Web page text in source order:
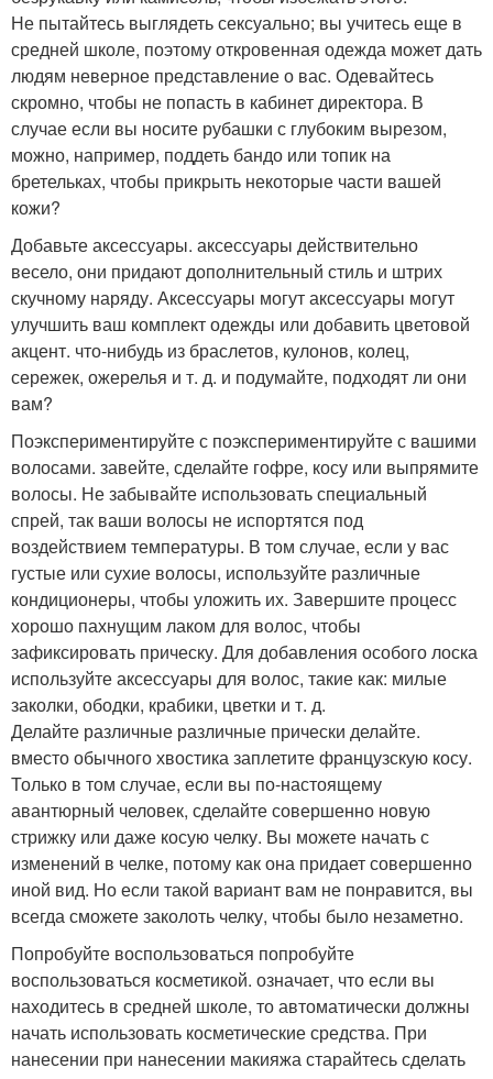
Не пытайтесь выглядеть сексуально; вы учитесь еще в
средней школе, поэтому откровенная одежда может дать
людям неверное представление о вас. Одевайтесь
скромно, чтобы не попасть в кабинет директора. В
случае если вы носите рубашки с глубоким вырезом,
можно, например, поддеть бандо или топик на
бретельках, чтобы прикрыть некоторые части вашей
кожи?
Добавьте аксессуары. аксессуары действительно
весело, они придают дополнительный стиль и штрих
скучному наряду. Аксессуары могут аксессуары могут
улучшить ваш комплект одежды или добавить цветовой
акцент. что-нибудь из браслетов, кулонов, колец,
сережек, ожерелья и т. д. и подумайте, подходят ли они
вам?
Поэкспериментируйте с поэкспериментируйте с вашими
волосами. завейте, сделайте гофре, косу или выпрямите
волосы. Не забывайте использовать специальный
спрей, так ваши волосы не испортятся под
воздействием температуры. В том случае, если у вас
густые или сухие волосы, используйте различные
кондиционеры, чтобы уложить их. Завершите процесс
хорошо пахнущим лаком для волос, чтобы
зафиксировать прическу. Для добавления особого лоска
используйте аксессуары для волос, такие как: милые
заколки, ободки, крабики, цветки и т. д.
Делайте различные различные прически делайте.
вместо обычного хвостика заплетите французскую косу.
Только в том случае, если вы по-настоящему
авантюрный человек, сделайте совершенно новую
стрижку или даже косую челку. Вы можете начать с
изменений в челке, потому как она придает совершенно
иной вид. Но если такой вариант вам не понравится, вы
всегда сможете заколоть челку, чтобы было незаметно.
Попробуйте воспользоваться попробуйте
воспользоваться косметикой. означает, что если вы
находитесь в средней школе, то автоматически должны
начать использовать косметические средства. При
нанесении при нанесении макияжа старайтесь сделать